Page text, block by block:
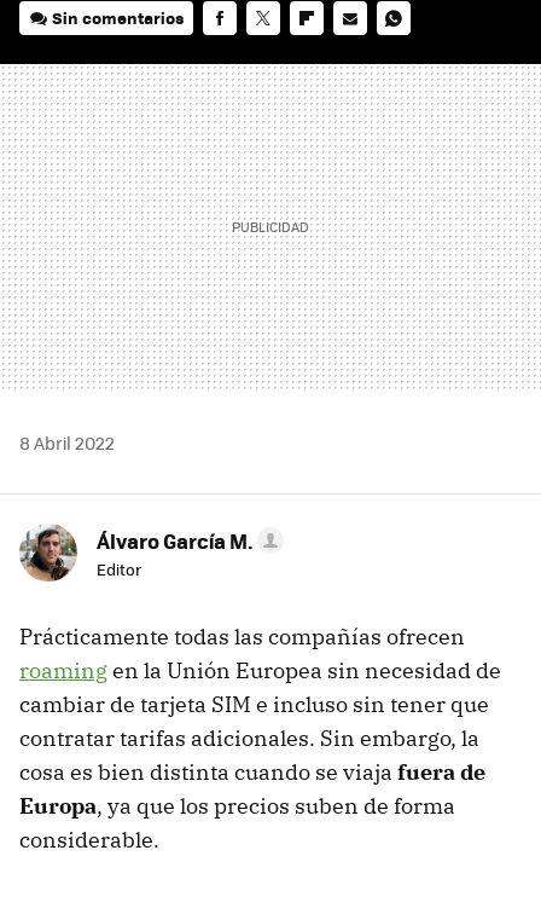
Sin comentarios
MAIL
8 Abril 2022
Álvaro García M.
Editor
Prácticamente todas las compañías ofrecen
roamingen la Unión Europea sin necesidad de
cambiar de tarjeta SIM e incluso sin tener que
contratar tarifas adicionales. Sin embargo, la
cosa es bien distinta cuando se viaja fuera de
Europa, ya que los precios suben de forma
considerable.